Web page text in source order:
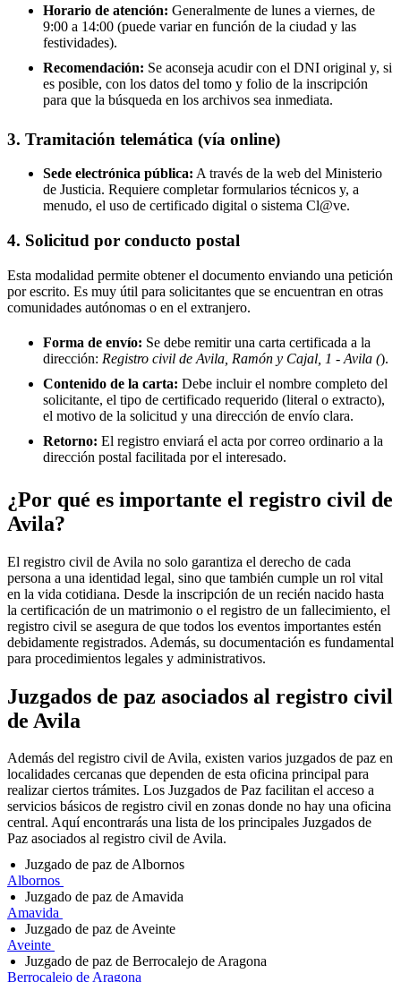
Horario de atención: Generalmente de lunes a viernes, de
9:00 a 14:00 (puede variar en función de la ciudad y las
festividades).
Recomendación: Se aconseja acudir con el DNI original y, si
es posible, con los datos del tomo y folio de la inscripción
para que la búsqueda en los archivos sea inmediata.
3. Tramitación telemática (vía online)
Sede electrónica pública: A través de la web del Ministerio
de Justicia. Requiere completar formularios técnicos y, a
menudo, el uso de certificado digital o sistema Cl@ve.
4. Solicitud por conducto postal
Esta modalidad permite obtener el documento enviando una petición
por escrito. Es muy útil para solicitantes que se encuentran en otras
comunidades autónomas o en el extranjero.
Forma de envío: Se debe remitir una carta certificada a la
dirección: Registro civil de Avila, Ramón y Cajal, 1 - Avila ().
Contenido de la carta: Debe incluir el nombre completo del
solicitante, el tipo de certificado requerido (literal o extracto),
el motivo de la solicitud y una dirección de envío clara.
Retorno: El registro enviará el acta por correo ordinario a la
dirección postal facilitada por el interesado.
¿Por qué es importante el registro civil de
Avila?
El registro civil de Avila no solo garantiza el derecho de cada
persona a una identidad legal, sino que también cumple un rol vital
en la vida cotidiana. Desde la inscripción de un recién nacido hasta
la certificación de un matrimonio o el registro de un fallecimiento, el
registro civil se asegura de que todos los eventos importantes estén
debidamente registrados. Además, su documentación es fundamental
para procedimientos legales y administrativos.
Juzgados de paz asociados al registro civil
de Avila
Además del registro civil de Avila, existen varios juzgados de paz en
localidades cercanas que dependen de esta oficina principal para
realizar ciertos trámites. Los Juzgados de Paz facilitan el acceso a
servicios básicos de registro civil en zonas donde no hay una oficina
central. Aquí encontrarás una lista de los principales Juzgados de
Paz asociados al registro civil de Avila.
Juzgado de paz de Albornos
Albornos
Juzgado de paz de Amavida
Amavida
Juzgado de paz de Aveinte
Aveinte
Juzgado de paz de Berrocalejo de Aragona
Berrocalejo de Aragona